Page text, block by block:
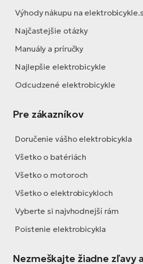
Výhody nákupu na
Najčastejšie otázky
Manuály a príručky
Najlepšie elektrobicykle
Odcudzené elektrobicykle
Pre zákazníkov
Doručenie vášho elektrobicykla
Všetko o batériách
Všetko o motoroch
Všetko o elektrobicykloch
Vyberte si najvhodnejší rám
Poistenie elektrobicykla
Nezmeškajte žiadne zľavy